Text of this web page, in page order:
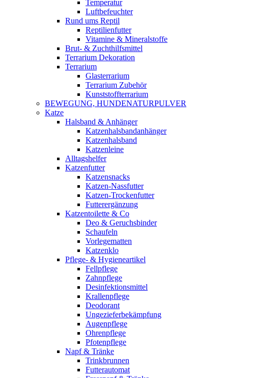
Temperatur
Luftbefeuchter
Rund ums Reptil
Reptilienfutter
Vitamine & Mineralstoffe
Brut- & Zuchthilfsmittel
Terrarium Dekoration
Terrarium
Glasterrarium
Terrarium Zubehör
Kunststoffterrarium
BEWEGUNG, HUNDENATURPULVER
Katze
Halsband & Anhänger
Katzenhalsbandanhänger
Katzenhalsband
Katzenleine
Alltagshelfer
Katzenfutter
Katzensnacks
Katzen-Nassfutter
Katzen-Trockenfutter
Futterergänzung
Katzentoilette & Co
Deo & Geruchsbinder
Schaufeln
Vorlegematten
Katzenklo
Pflege- & Hygieneartikel
Fellpflege
Zahnpflege
Desinfektionsmittel
Krallenpflege
Deodorant
Ungezieferbekämpfung
Augenpflege
Ohrenpflege
Pfotenpflege
Napf & Tränke
Trinkbrunnen
Futterautomat